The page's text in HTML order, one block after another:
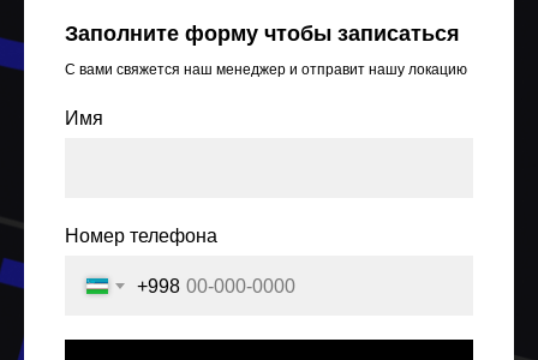
Заполните форму чтобы записаться
С вами свяжется наш менеджер и отправит нашу локацию
Имя
Номер телефона
+998